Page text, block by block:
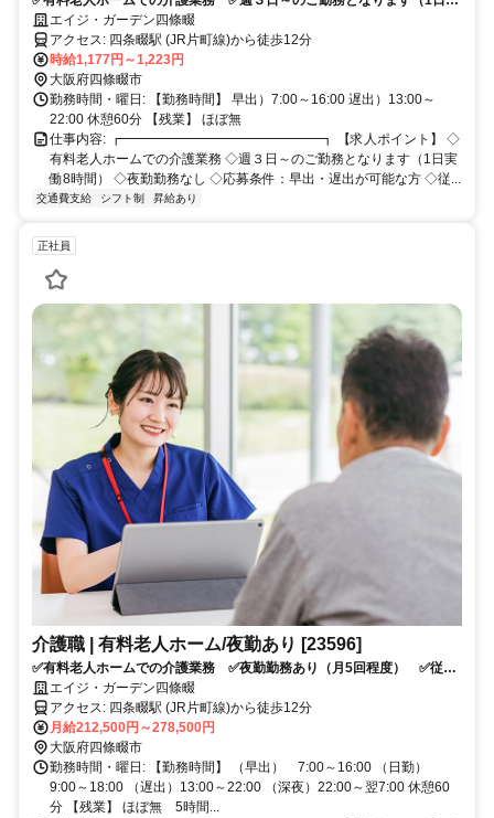
働8時間） ✅夜勤勤務なし ✅応募条件：早出・遅出が可能な方 ✅従
業員が20代～40代で構成 ✅時給：1,153円～1,223円 ✅応募条件：介
護系資格をお持ちの方
エイジ・ガーデン四條畷
アクセス: 四条畷駅 (JR片町線)から徒歩12分
時給1,177円～1,223円
大阪府四條畷市
勤務時間・曜日: 【勤務時間】 早出）7:00～16:00 遅出）13:00～
22:00 休憩60分 【残業】 ほぼ無
仕事内容: ┏━━━━━━━━━━━━━━━┓ 【求人ポイント】 ◇
有料老人ホームでの介護業務 ◇週３日～のご勤務となります（1日実
働8時間） ◇夜勤勤務なし ◇応募条件：早出・遅出が可能な方 ◇従...
交通費支給 シフト制 昇給あり
正社員
介護職 | 有料老人ホーム/夜勤あり [23596]
✅有料老人ホームでの介護業務 ✅夜勤勤務あり（月5回程度） ✅従業
員が20代～40代で構成 ✅応募資格：初任者研修・ホームヘルパー2級
以上 ✅月給：21.2万円～27.8万円 ✅従業員が20代～40代で構成。明
るく和気あいあいとした職場です♪ ✅応募条件：介護系資格をお持ちの
方
エイジ・ガーデン四條畷
アクセス: 四条畷駅 (JR片町線)から徒歩12分
月給212,500円～278,500円
大阪府四條畷市
勤務時間・曜日: 【勤務時間】 （早出） 7:00～16:00 （日勤）
9:00～18:00 （遅出）13:00～22:00 （深夜）22:00～翌7:00 休憩60
分 【残業】 ほぼ無 5時間...